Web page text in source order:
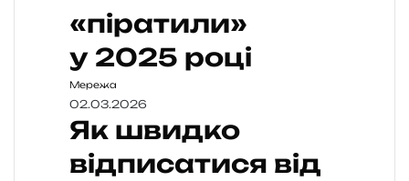
«піратили»
у 2025 році
Мережа
02.03.2026
Як швидко
відписатися від